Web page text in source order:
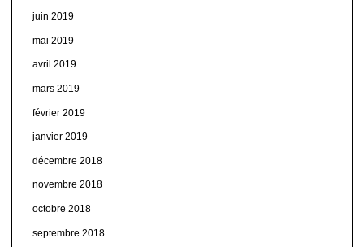
juin 2019
mai 2019
avril 2019
mars 2019
février 2019
janvier 2019
décembre 2018
novembre 2018
octobre 2018
septembre 2018